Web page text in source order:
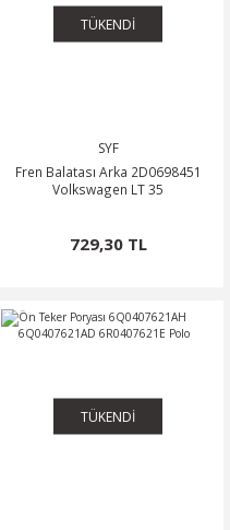
TÜKENDİ
SYF
Fren Balatası Arka 2D0698451
Volkswagen LT 35
729,30 TL
TÜKENDİ